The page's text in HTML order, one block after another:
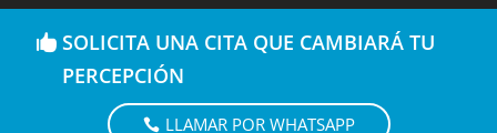
SOLICITA UNA CITA QUE CAMBIARÁ TU
PERCEPCIÓN
LLAMAR POR WHATSAPP